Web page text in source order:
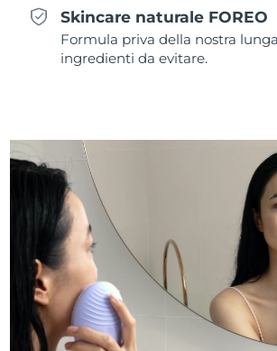
Skincare naturale FOREO
Formula priva della nostra
ingredienti da evitare.
Corea del Sud
Svizzera
Taiwan
Thailandia
Turchia
Emirati Arabi Uniti